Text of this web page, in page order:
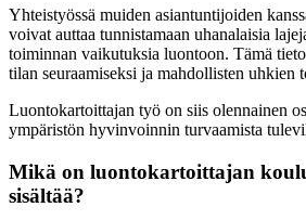
Yhteistyössä muiden asiantuntijoiden
voivat auttaa tunnistamaan uhanalaisia
toiminnan vaikutuksia luontoon. Tämä
tilan seuraamiseksi ja mahdollisten uhkien
Luontokartoittajan työ on siis olennainen
ympäristön hyvinvoinnin turvaamista
Mikä on luontokartoittajan
sisältää?